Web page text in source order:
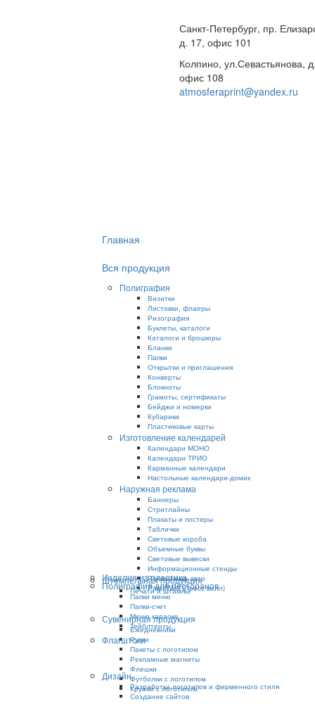
Санкт-Петербург, пр.
д. 17, офис 101
Колпино, ул.Севастьянова,
офис 108
atmosferaprint@yandex.ru
Главная
Вся продукция
Полиграфия
Визитки
Листовки, флаеры
Ризография
Буклеты, каталоги
Каталоги и брошюры
Бланки
Папки
Открытки и приглашения
Конверты
Блокноты
Грамоты, сертификаты
Бейджи и номерки
Кубарики
Пластиковые карты
Изготовление календарей
Календари МОНО
Календари ТРИО
Карманные календари
Настольные календари-домик
Наружная реклама
Баннеры
Стритлайны
Плакаты и постеры
Таблички
Световые короба
Объемные буквы
Световые вывески
Информационные стенды
Реклама на авто
PressWall (Пресс волл)
Штемпельная продукция
Печати и штампы
Полиграфия для ресторанов
Папки меню
Папки-счет
Меню караоке
Тейблтенты
Сувенирная продукция
Ежедневники
Ручки
Пакеты с логотипом
Рекламные магниты
Флешки
Футболки с логотипом
Кружки с логотипом
Изделия из пластика
Дизайн
Разработка логотипов и фирменного стиля
Создание сайтов
Флагштоки